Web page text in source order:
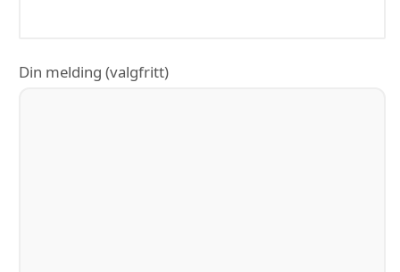
Din melding (valgfritt)